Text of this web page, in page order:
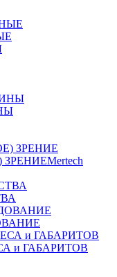
Mertech
и ГАБАРИТОВ